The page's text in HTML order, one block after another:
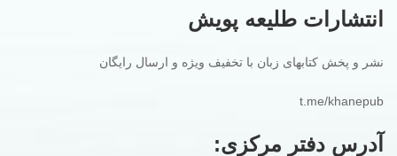
انتشارات طلیعه پویش
نشر و پخش کتابهای زبان با تخفیف ویژه و ارسال رایگان
t.me/khanepub
آدرس دفتر مرکزی: